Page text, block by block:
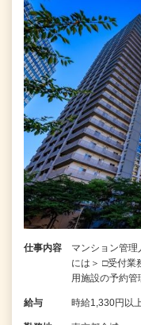
仕事内容
マンション管
には＞ □受付業
用施設の予約
給与 時給1,330円以